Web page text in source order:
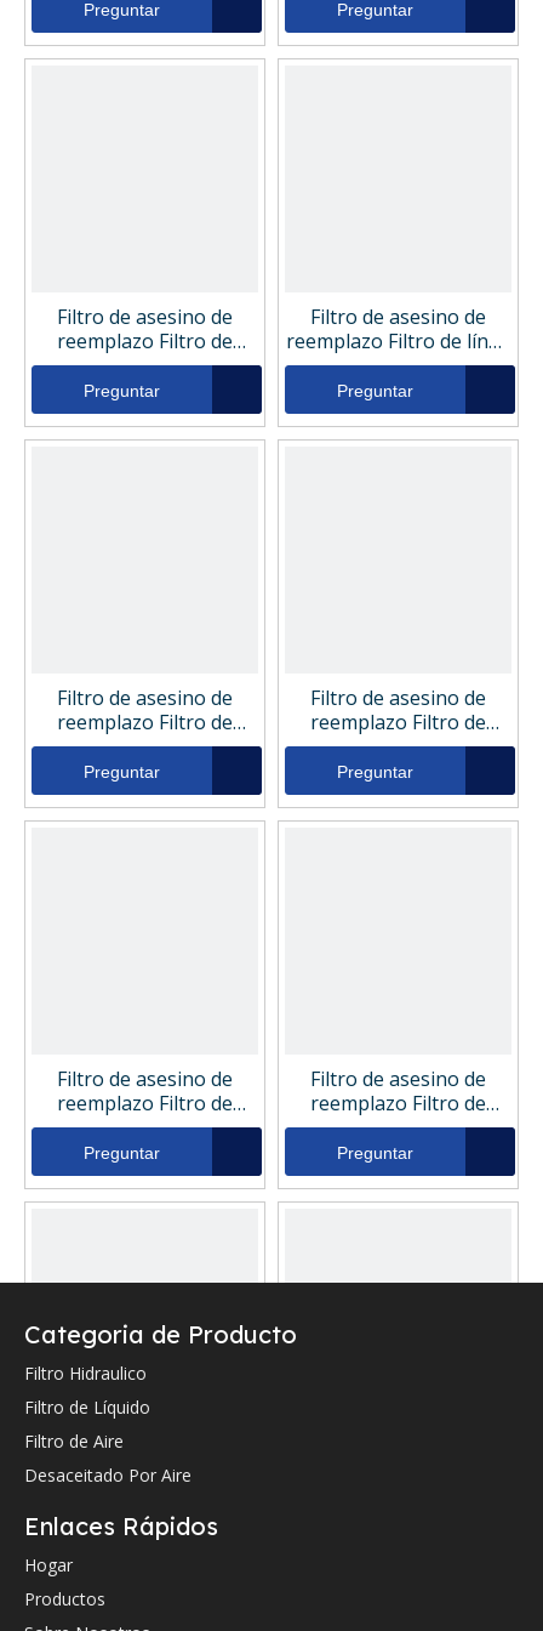
6339
Preguntar 6513
Preguntar
Filtro de asesino de
reemplazo Filtro de
retorno hidráulico 113-
4926
Preguntar
Filtro de asesino de
reemplazo Filtro de línea
de retorno hidráulico
100-6323
Preguntar
Filtro de asesino de
reemplazo Filtro de
presión hidráulica 100-
8765
Preguntar
Filtro de asesino de
reemplazo Filtro de
presión hidráulica 100-
9959
Preguntar
Filtro de asesino de
reemplazo Filtro de
presión hidráulica 100-
5430
Preguntar
Filtro de asesino de
reemplazo Filtro de
presión hidráulica 100-
4334
Preguntar
reemplazo Filtro de
5428
Preguntar
Categoria de Producto
Filtro Hidraulico
Filtro de Líquido
Filtro de Aire
Desaceitado Por Aire
Enlaces Rápidos
Hogar
Productos